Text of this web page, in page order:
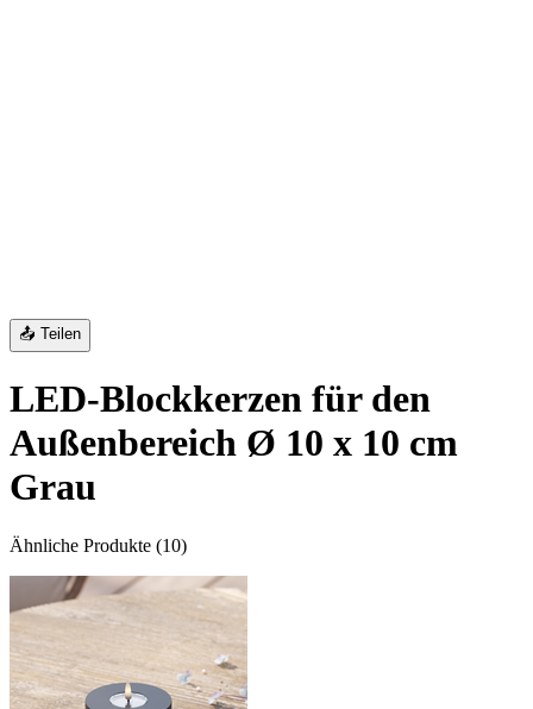
📤 Teilen
LED-Blockkerzen für den
Außenbereich Ø 10 x 10 cm
Grau
Ähnliche Produkte (10)